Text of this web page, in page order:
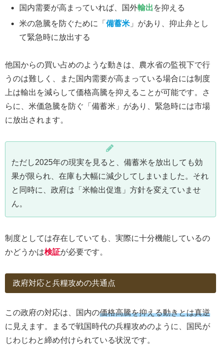
国内需要が高まっていれば、国外輸出を抑える
米の急騰を防ぐために「備蓄米 」があり、抑止弁とし
て緊急時に放出する
他国からの買い占めのような動きは、農水省の監視下で行
うのは難しく、また国内需要が高まっている場合には制度
上は輸出を減らして価格高騰を抑えることが可能です。さ
らに、米価急騰を防ぐ「備蓄米」があり、緊急時には市場
に放出されます。
ただし2025年の現実を見ると、備蓄米を放出しても効
果が限られ、在庫も大幅に減少してしまいました。それ
と同時に、政府は「米輸出促進」方針を変えていませ
ん。
制度としては存在していても、実際に十分機能しているの
かどうかは検証が必要です。
政府対応と兵糧攻めの共通点
この政府の対応は、国内の価格高騰を抑える動きとは真逆
に見えます。まるで戦国時代の兵糧攻めのように、国民が
じわじわと締め付けられている状況です。